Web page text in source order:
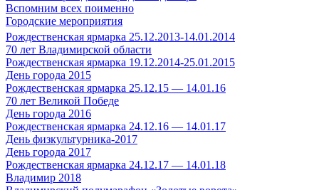
Вспомним всех поименно
Городские мероприятия
Рождественская ярмарка 25.12.2013-14.01.2014
70 лет Владимирской области
Рождественская ярмарка 19.12.2014-25.01.2015
День города 2015
Рождественская ярмарка 25.12.15 — 14.01.16
70 лет Великой Победе
День города 2016
Рождественская ярмарка 24.12.16 — 14.01.17
День физкультурника-2017
День города 2017
Рождественская ярмарка 24.12.17 — 14.01.18
Владимир 2018